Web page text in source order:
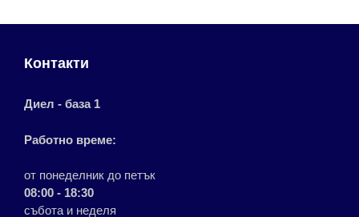
Контакти
Диел - база 1
Работно време:
от понеделник до петък
08:00 - 18:30
събота и неделя